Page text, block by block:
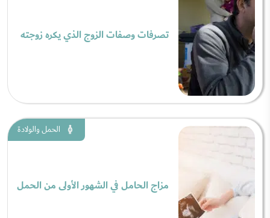
تصرفات وصفات الزوج الذي يكره زوجته
الحمل والولادة
مزاج الحامل في الشهور الأولى من الحمل